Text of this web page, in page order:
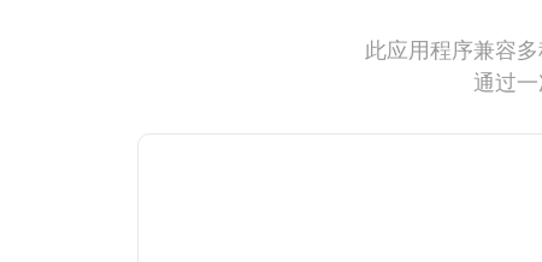
此应用程序兼容
通过